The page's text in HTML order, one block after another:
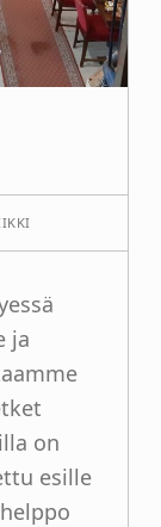
ja
on
esille